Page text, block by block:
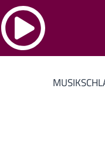
MUSIK